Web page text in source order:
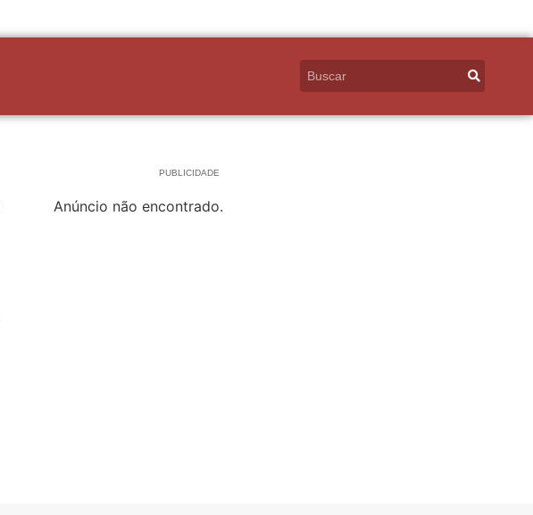
PUBLICIDADE
Anúncio não encontrado.